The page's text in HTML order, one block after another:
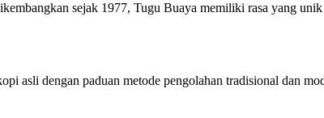
sejak 1977, Tugu Buaya memiliki rasa yang
asli dengan paduan metode pengolahan tradisional dan